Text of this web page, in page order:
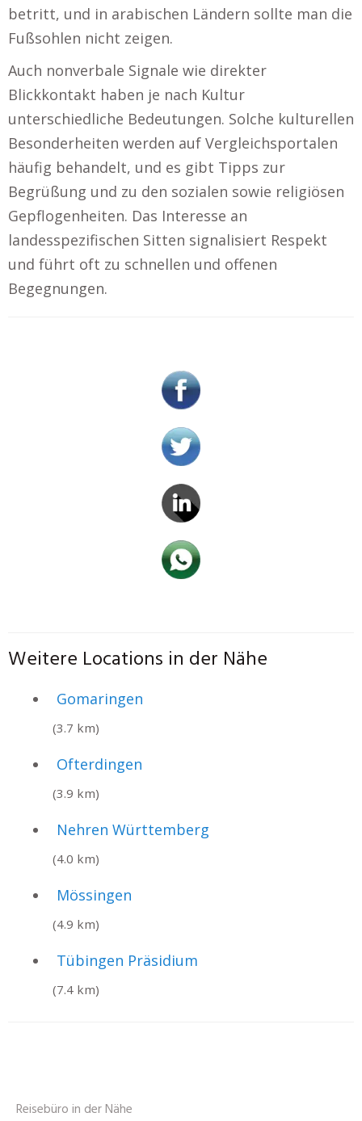
betritt, und in arabischen Ländern sollte man die
Fußsohlen nicht zeigen.
Auch nonverbale Signale wie direkter
Blickkontakt haben je nach Kultur
unterschiedliche Bedeutungen. Solche kulturellen
Besonderheiten werden auf Vergleichsportalen
häufig behandelt, und es gibt Tipps zur
Begrüßung und zu den sozialen sowie religiösen
Gepflogenheiten. Das Interesse an
landesspezifischen Sitten signalisiert Respekt
und führt oft zu schnellen und offenen
Begegnungen.
Weitere Locations in der Nähe
Gomaringen
(3.7 km)
Ofterdingen
(3.9 km)
Nehren Württemberg
(4.0 km)
Mössingen
(4.9 km)
Tübingen Präsidium
(7.4 km)
Reisebüro in der Nähe